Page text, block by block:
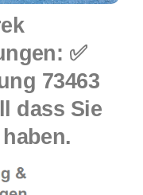
✅
73463
dass Sie